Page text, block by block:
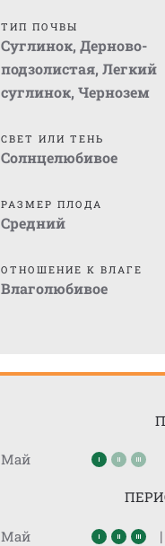
ТИП ПОЧВЫ
Суглинок, Дерново-
подзолистая, Легкий
суглинок, Чернозем
СВЕТ ИЛИ ТЕНЬ
Солнцелюбивое
РАЗМЕР ПЛОДА
Средний
ОТНОШЕНИЕ К ВЛАГЕ
Влаголюбивое
Май
Май |